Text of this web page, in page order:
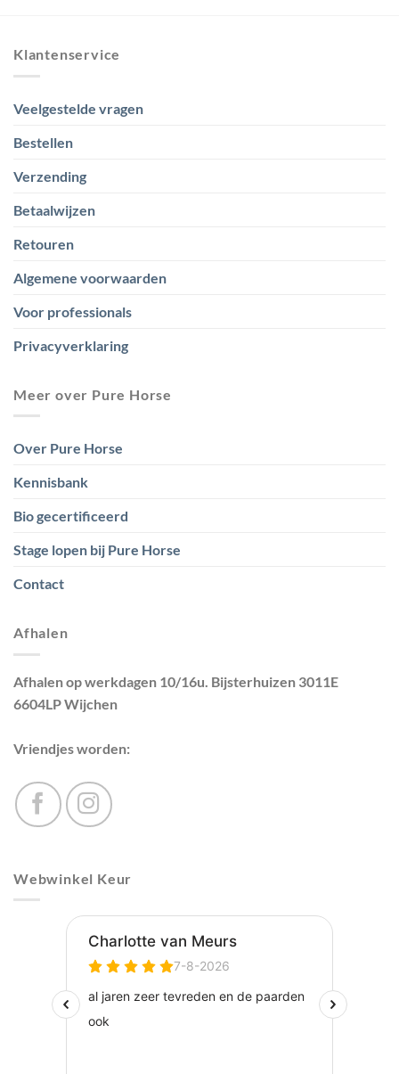
Klantenservice
Veelgestelde vragen
Bestellen
Verzending
Betaalwijzen
Retouren
Algemene voorwaarden
Voor professionals
Privacyverklaring
Meer over Pure Horse
Over Pure Horse
Kennisbank
Bio gecertificeerd
Stage lopen bij Pure Horse
Contact
Afhalen
Afhalen op werkdagen 10/16u. Bijsterhuizen 3011E
6604LP Wijchen
Vriendjes worden:
Webwinkel Keur